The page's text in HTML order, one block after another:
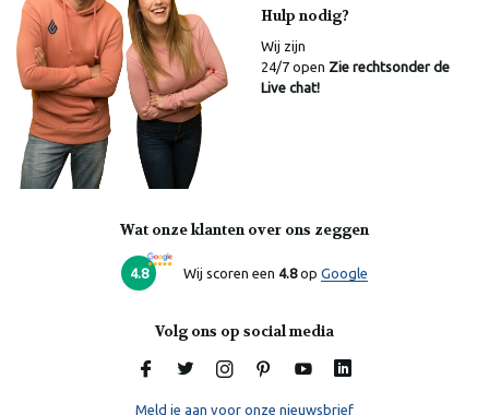
Hulp nodig?
Wij zijn
24/7 open Zie rechtsonder de
Live chat!
Wat onze klanten over ons zeggen
4.8 Wij scoren een 4.8op Google
Volg ons op social media
Meld je aan voor onze nieuwsbrief
Online